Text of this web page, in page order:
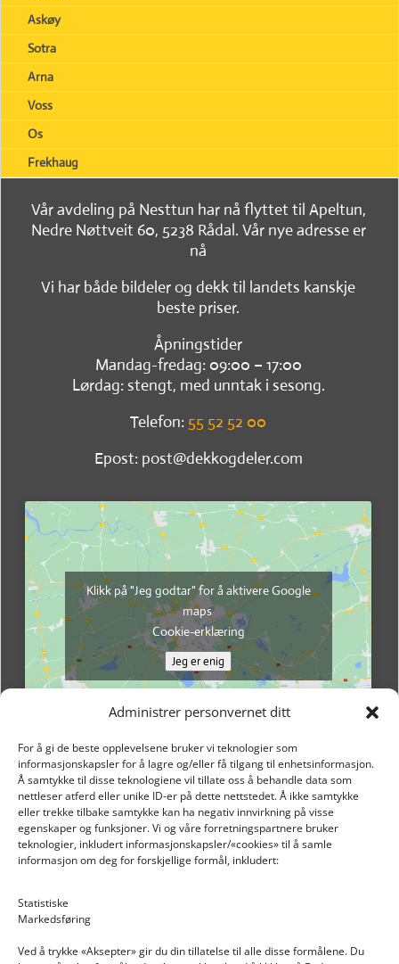
Administrer personvernet ditt
For å gi de beste opplevelsene bruker vi teknologier som
informasjonskapsler for å lagre og/eller få tilgang til enhetsinformasjon.
Å samtykke til disse teknologiene vil tillate oss å behandle data som
nettleser atferd eller unike ID-er på dette nettstedet. Å ikke samtykke
eller trekke tilbake samtykke kan ha negativ innvirkning på visse
egenskaper og funksjoner. Vi og våre forretningspartnere bruker
teknologier, inkludert informasjonskapsler/«cookies» til å samle
informasjon om deg for forskjellige formål, inkludert:
Statistiske
Markedsføring
Ved å trykke «Aksepter» gir du din tillatelse til alle disse formålene. Du
Askøy
Sotra
Arna
Voss
Os
Frekhaug
Vår avdeling på Nesttun har nå flyttet til Apeltun,
Nedre Nøttveit 60, 5238 Rådal. Vår nye adresse er
nå
Vi har både bildeler og dekk til landets kanskje
beste priser.
Åpningstider
Mandag-fredag: 09:00 – 17:00
Lørdag: stengt, med unntak i sesong.
Telefon: 55 52 52 00
Epost: post@dekkogdeler.com
Klikk på "Jeg godtar" for å aktivere Google
maps
Cookie-erklæring
Jeg er enig